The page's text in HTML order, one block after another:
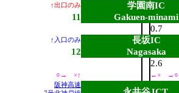
↑出口のみ 学園南IC
11
Gakuen-minami
0.7
↑入口のみ 長坂IC
12
Nagasaka
2.6
○→ ×↑ ←× →○
阪神高速